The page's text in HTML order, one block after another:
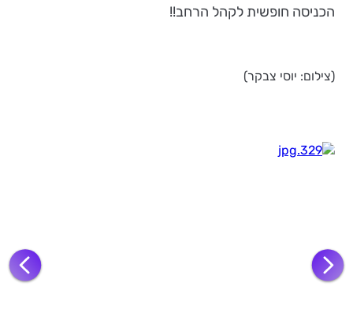
הכניסה חופשית לקהל הרחב!!
(צילום: יוסי צבקר)